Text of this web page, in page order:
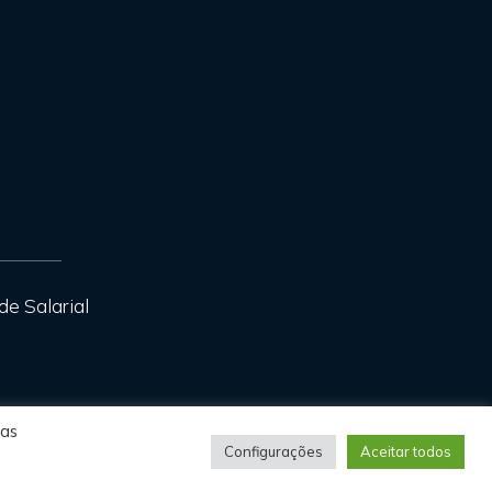
Salarial
Configurações Aceitar todos